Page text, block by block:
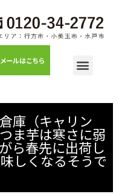
庫（キャリン
ま芋は寒さに弱
ら春先に出荷し
しくなるそうで